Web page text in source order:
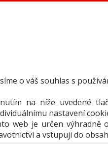
o váš souhlas s
na níže uvedené
nastavení
web je určen výhradně
a vstupuji do